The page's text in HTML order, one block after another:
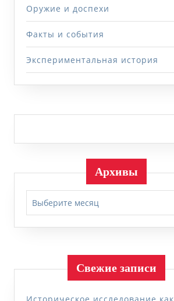
Оружие и доспехи
Факты и события
Экспериментальная история
Архивы
Свежие записи